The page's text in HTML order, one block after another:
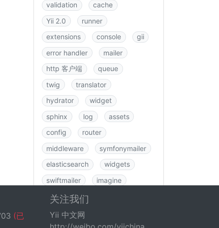
validation
cache
Yii 2.0
runner
extensions
console
gii
error handler
mailer
http 客户端
queue
twig
translator
hydrator
widget
sphinx
log
assets
config
router
middleware
symfonymailer
elasticsearch
widgets
swiftmailer
imagine
图书
rbac
data
csrf
(已
关注我们
Yii 中文网